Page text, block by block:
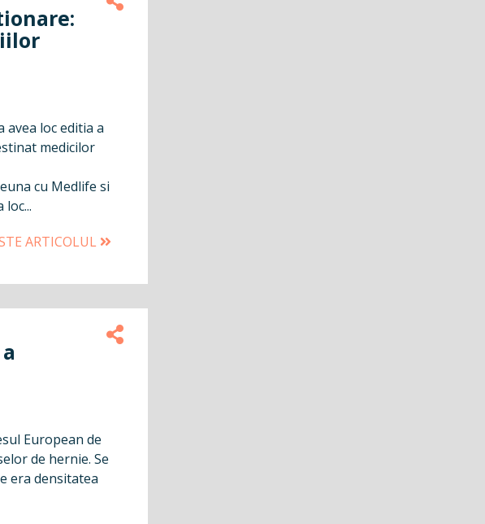
loc editia a
medicilor
cu Medlife si
ARTICOLUL
European de
de hernie. Se
era densitatea